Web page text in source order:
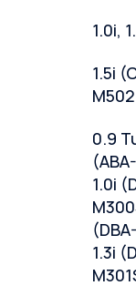
1.0i,
1.5i
0.9
1.0i
1.3i